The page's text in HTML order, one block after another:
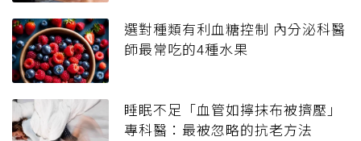
選對種類有利血糖控制 內分泌科醫
師最常吃的4種水果
睡眠不足「血管如擰抹布被擠壓」
專科醫：最被忽略的抗老方法